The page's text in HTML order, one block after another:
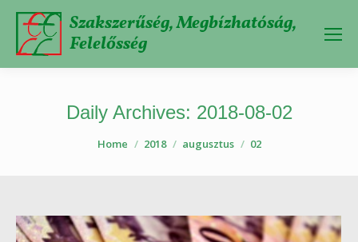
Szakszerűség, Megbízhatóság,
Felelősség
Daily Archives: 2018-08-02
Home 2018 augusztus 02